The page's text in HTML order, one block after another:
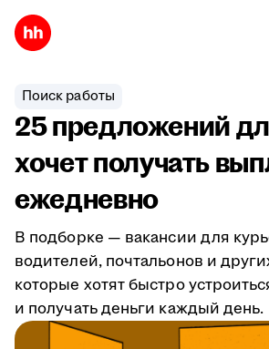
Поиск работы
25 предложений
хочет получать
ежедневно
В подборке — вакансии для
водителей, почтальонов и
которые хотят быстро
и получать деньги каждый день.